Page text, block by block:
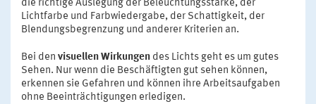
die richtige Auslegung der Beleuchtungsstärke, der
Lichtfarbe und Farbwiedergabe, der Schattigkeit, der
Blendungsbegrenzung und anderer Kriterien an.
Bei den visuellen Wirkungen des Lichts geht es um gutes
Sehen. Nur wenn die Beschäftigten gut sehen können,
erkennen sie Gefahren und können ihre Arbeitsaufgaben
ohne Beeinträchtigungen erledigen.